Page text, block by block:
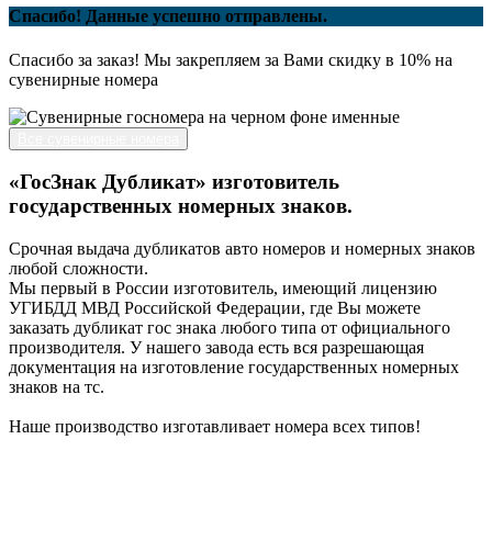
Спасибо! Данные успешно отправлены.
Спасибо за заказ! Мы закрепляем за Вами скидку в 10% на
сувенирные номера
«ГосЗнак Дубликат» изготовитель
государственных номерных знаков.
Срочная выдача дубликатов авто номеров и номерных знаков
любой сложности.
Мы первый в России изготовитель, имеющий лицензию
УГИБДД МВД Российской Федерации, где Вы можете
заказать дубликат гос знака любого типа от официального
производителя. У нашего завода есть вся разрешающая
документация на изготовление государственных номерных
знаков на тс.
Наше производство изготавливает номера всех типов!